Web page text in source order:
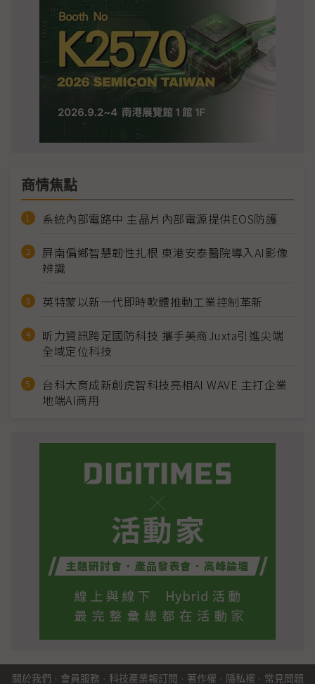
商情焦點
系統內部電路中 主晶片內部電源提供EOS防護
屏南偏鄉智慧韌性扎根 東港安泰醫院導入AI影像
辨識
英特蒙以新一代即時軟體推動工業控制革新
昕力資訊跨足國防科技 攜手美商Juxta引進尖端
全域定位科技
台科大育成新創虎智科技亮相AI WAVE 主打企業
地端AI商用
關於我們 · 會員服務 · 科技產業報訂閱 · 著作權 · 隱私權 · 常見問題